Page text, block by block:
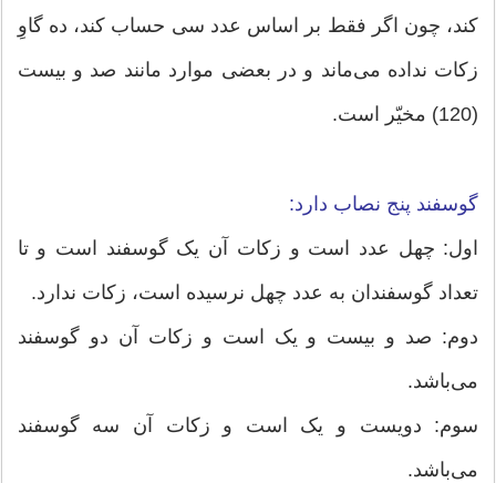
كند، چون اگر فقط بر اساس عدد سی حساب كند، ده گاوِ
زكات نداده می‌ماند و در بعضی موارد مانند صد و بیست
(120) مخیّر است.
گوسفند پنج نصاب دارد:
اول: چهل عدد است و زكات آن یک گوسفند است و تا
تعداد گوسفندان به عدد چهل نرسیده است، زكات ندارد.
دوم: صد و بیست و یک است و زكات آن دو گوسفند
می‌باشد.
سوم: دویست و یک است و زكات آن سه گوسفند
می‌باشد.